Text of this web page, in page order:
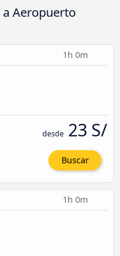
Aeropuerto
1h 0m
desde 23 S/
Buscar
1h 0m